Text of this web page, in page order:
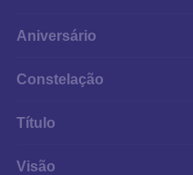
Aniversário
Constelação
Título
Visão